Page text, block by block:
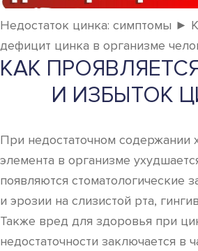
Недостаток цинка: симптомы ►
дефицит цинка в организме
КАК
И ИЗБЫТОК
При недостаточном содержании
элемента в организме
появляются стоматологические
и эрозии на слизистой рта,
Также вред для здоровья при
недостаточности заключается в